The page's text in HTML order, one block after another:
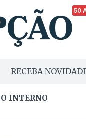
50
RECEBA
INTERNO